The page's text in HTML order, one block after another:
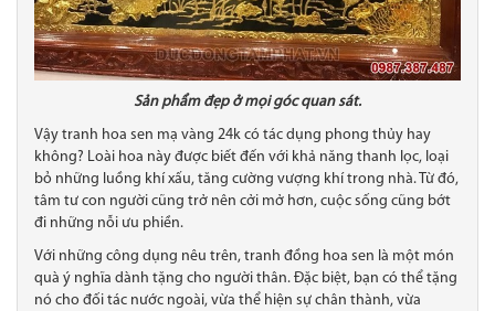
Sản phẩm đẹp ở mọi góc quan sát.
Vậy tranh hoa sen mạ vàng 24k có tác dụng phong thủy hay
không? Loài hoa này được biết đến với khả năng thanh lọc, loại
bỏ những luồng khí xấu, tăng cường vượng khí trong nhà. Từ đó,
tâm tư con người cũng trở nên cởi mở hơn, cuộc sống cũng bớt
đi những nỗi ưu phiền.
Với những công dụng nêu trên, tranh đồng hoa sen là một món
quà ý nghĩa dành tặng cho người thân. Đặc biệt, bạn có thể tặng
nó cho đối tác nước ngoài, vừa thể hiện sự chân thành, vừa